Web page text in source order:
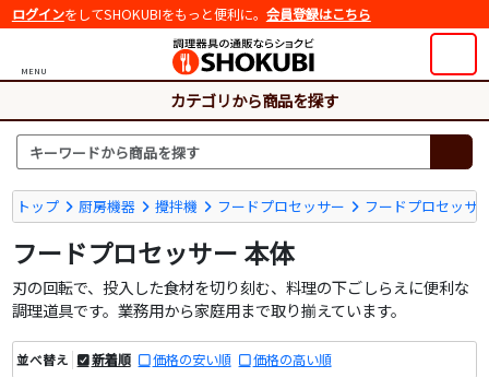
ログインをしてSHOKUBIをもっと便利に。 会員登録はこちら
MENU
カテゴリから商品を探す
トップ 厨房機器 攪拌機 フードプロセッサー フードプロセッサ
フードプロセッサー 本体
刃の回転で、投入した食材を切り刻む、料理の下ごしらえに便利な
調理道具です。業務用から家庭用まで取り揃えています。
並べ替え 新着順 価格の安い順 価格の高い順